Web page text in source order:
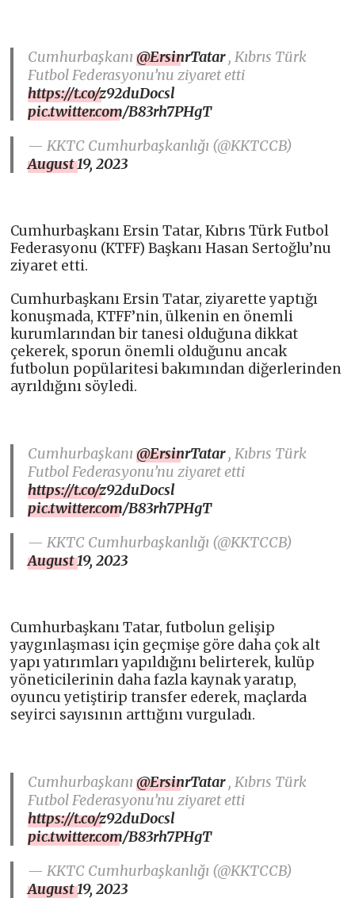
Cumhurbaşkanı@ErsinrTatar, Kıbrıs Türk
Futbol Federasyonu’nu ziyaret etti
https://t.co/z92duDocsl
pic.twitter.com/B83rh7PHgT
— KKTC Cumhurbaşkanlığı (@KKTCCB)
August 19, 2023
Cumhurbaşkanı Ersin Tatar, Kıbrıs Türk Futbol
Federasyonu (KTFF) Başkanı Hasan Sertoğlu’nu
ziyaret etti.
Cumhurbaşkanı Ersin Tatar, ziyarette yaptığı
konuşmada, KTFF’nin, ülkenin en önemli
kurumlarından bir tanesi olduğuna dikkat
çekerek, sporun önemli olduğunu ancak
futbolun popülaritesi bakımından diğerlerinden
ayrıldığını söyledi.
Cumhurbaşkanı@ErsinrTatar, Kıbrıs Türk
Futbol Federasyonu’nu ziyaret etti
https://t.co/z92duDocsl
pic.twitter.com/B83rh7PHgT
— KKTC Cumhurbaşkanlığı (@KKTCCB)
August 19, 2023
Cumhurbaşkanı Tatar, futbolun gelişip
yaygınlaşması için geçmişe göre daha çok alt
yapı yatırımları yapıldığını belirterek, kulüp
yöneticilerinin daha fazla kaynak yaratıp,
oyuncu yetiştirip transfer ederek, maçlarda
seyirci sayısının arttığını vurguladı.
Cumhurbaşkanı@ErsinrTatar, Kıbrıs Türk
Futbol Federasyonu’nu ziyaret etti
https://t.co/z92duDocsl
pic.twitter.com/B83rh7PHgT
— KKTC Cumhurbaşkanlığı (@KKTCCB)
August 19, 2023